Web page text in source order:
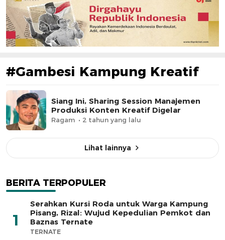
#Gambesi Kampung Kreatif
Siang Ini, Sharing Session Manajemen
Produksi Konten Kreatif Digelar
Ragam 2 tahun yang lalu
Lihat lainnya
BERITA TERPOPULER
1
Serahkan Kursi Roda untuk Warga Kampung
Pisang, Rizal: Wujud Kepedulian Pemkot dan
Baznas Ternate
TERNATE